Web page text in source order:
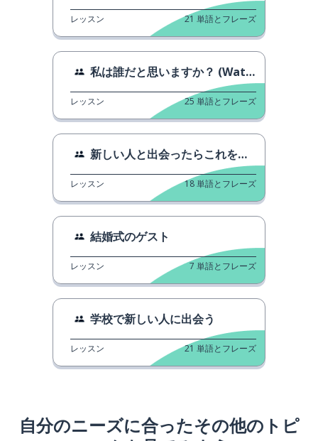
レッスン 21 単語とフレーズ
私は誰だと思いますか？ (Watashi wa dare da to omoimasu ka?)
レッスン 25 単語とフレーズ
新しい人と出会ったらこれをやってください。
レッスン 18単語とフレーズ
結婚式のゲスト
レッスン 7 単語とフレーズ
学校で新しい人に出会う
レッスン 21 単語とフレーズ
自分のニーズに合ったその他のトピ